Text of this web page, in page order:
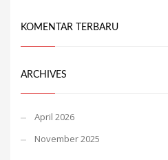
KOMENTAR TERBARU
ARCHIVES
April 2026
November 2025